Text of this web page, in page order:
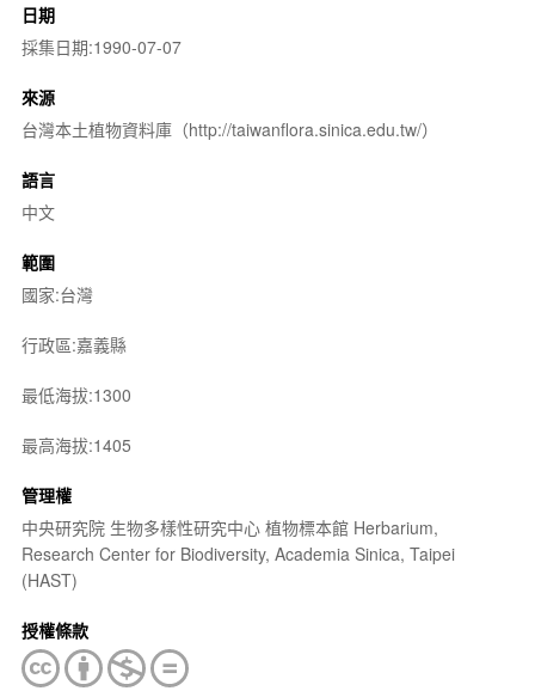
日期
採集日期:1990-07-07
來源
台灣本土植物資料庫（http://taiwanflora.sinica.edu.tw/）
語言
中文
範圍
國家:台灣
行政區:嘉義縣
最低海拔:1300
最高海拔:1405
管理權
中央研究院 生物多樣性研究中心 植物標本館 Herbarium,
Research Center for Biodiversity, Academia Sinica, Taipei
(HAST)
授權條款